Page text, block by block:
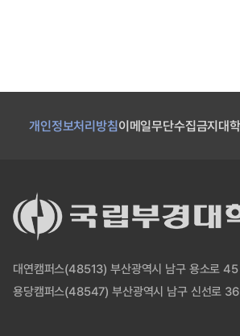
개인정보처리방침이메일무단수집금지대
대연캠퍼스(48513) 부산광역시 남구 용소
용당캠퍼스(48547) 부산광역시 남구 신선